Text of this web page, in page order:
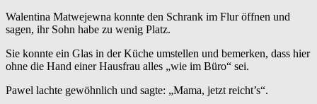
Walentina Matwejewna konnte den Schrank im Flur öffnen und
sagen, ihr Sohn habe zu wenig Platz.
Sie konnte ein Glas in der Küche umstellen und bemerken, dass hier
ohne die Hand einer Hausfrau alles „wie im Büro“ sei.
Pawel lachte gewöhnlich und sagte: „Mama, jetzt reicht’s“.